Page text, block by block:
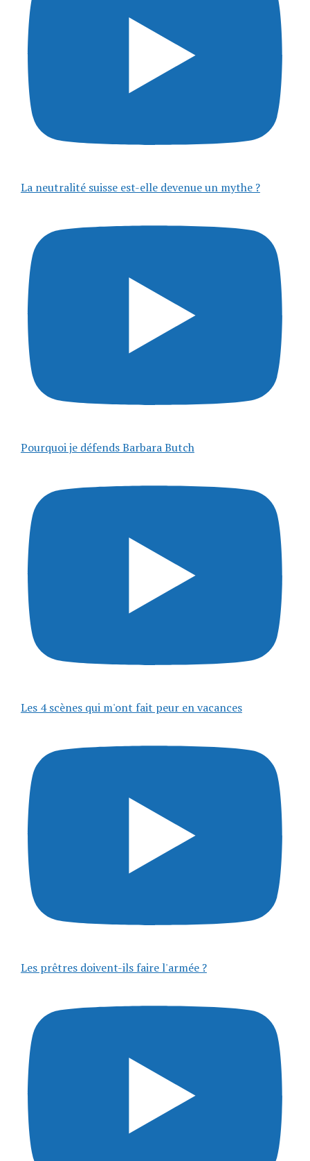
La neutralité suisse est-elle devenue un mythe ?
Pourquoi je défends Barbara Butch
Les 4 scènes qui m'ont fait peur en vacances
Les prêtres doivent-ils faire l'armée ?